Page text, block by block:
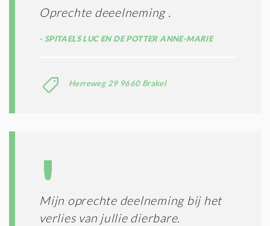
Oprechte deeelneming .
SPITAELS LUC EN DE POTTER ANNE-MARIE
Herreweg 29 9660 Brakel
Mijn oprechte deelneming bij het
verlies van jullie dierbare.